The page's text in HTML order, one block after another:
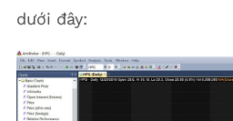
dưới đây: